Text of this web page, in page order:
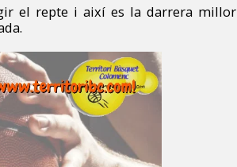
el repte i així es la darrera millor